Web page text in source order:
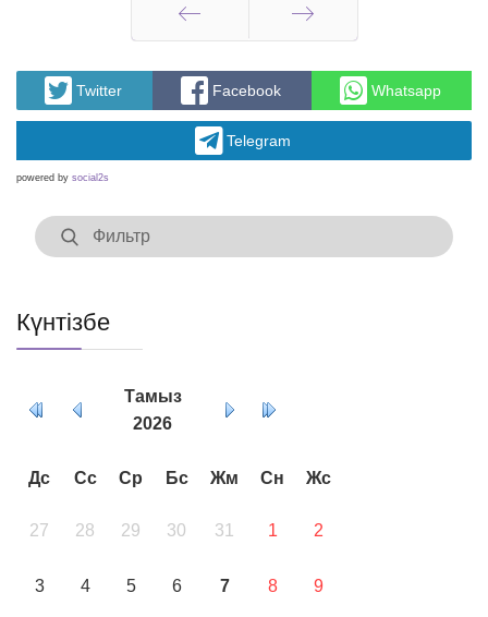
Артқа Алға
Twitter Facebook Whatsapp
Telegram
powered by social2s
Күнтізбе
Тамыз
2026
Дс Сс Ср Бс Жм Сн Жс
27 28 29 30 31 1 2
3 4 5 6 7 8 9